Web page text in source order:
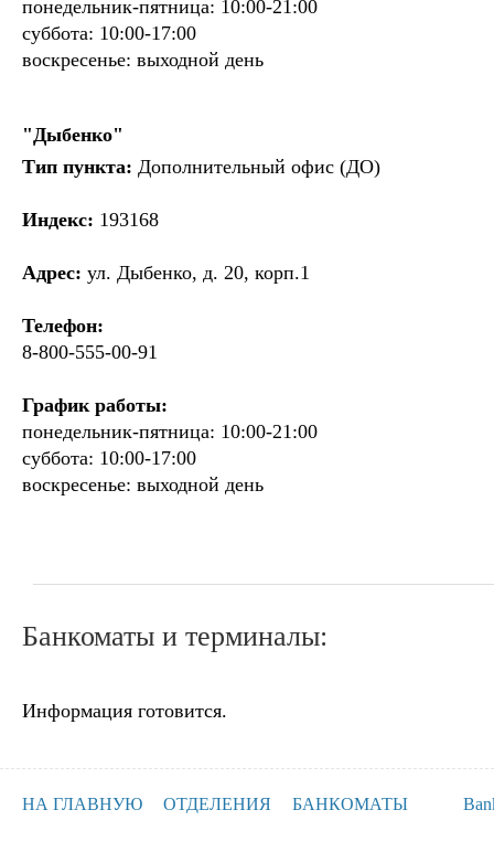
понедельник-пятница: 10:00-21:00
суббота: 10:00-17:00
воскресенье: выходной день
"Дыбенко"
Тип пункта: Дополнительный офис (ДО)
Индекс: 193168
Адрес: ул. Дыбенко, д. 20, корп.1
Телефон:
8-800-555-00-91
График работы:
понедельник-пятница: 10:00-21:00
суббота: 10:00-17:00
воскресенье: выходной день
Банкоматы и терминалы:
Информация готовится.
НА ГЛАВНУЮ ОТДЕЛЕНИЯ БАНКОМАТЫ